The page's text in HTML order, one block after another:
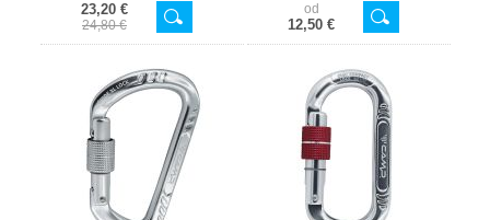
23,20 €
24,80 €
od
12,50 €